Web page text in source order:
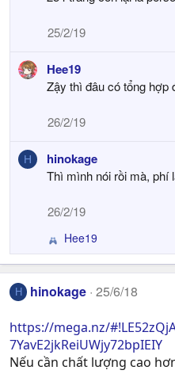
:
25/2/19
Hee19
Zậy thì đâu có tổng hợp
26/2/19
H hinokage
Thì mình nói rồi mà, phí
26/2/19
R
e
a
c
i
o
n
s
Hee19
H hinokage 25/6/18
https://mega.nz/
7YavE2jkReiUWjy72bpIEIY
Nếu cần chất lượng cao